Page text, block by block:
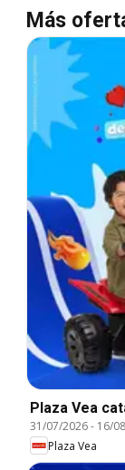
Más
Plaza Vea
31/07/2026- 16/
Plaza Vea